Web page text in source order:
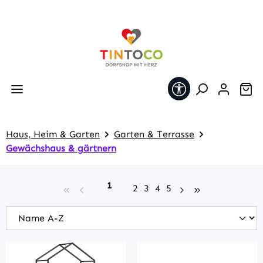
Werkzeugleiste
Haus, Heim & Garten
Garten & Terrasse
Gewächshaus & gärtnern
Seite
1 Seite
2 Seite
3 Seite
4 Seite
5